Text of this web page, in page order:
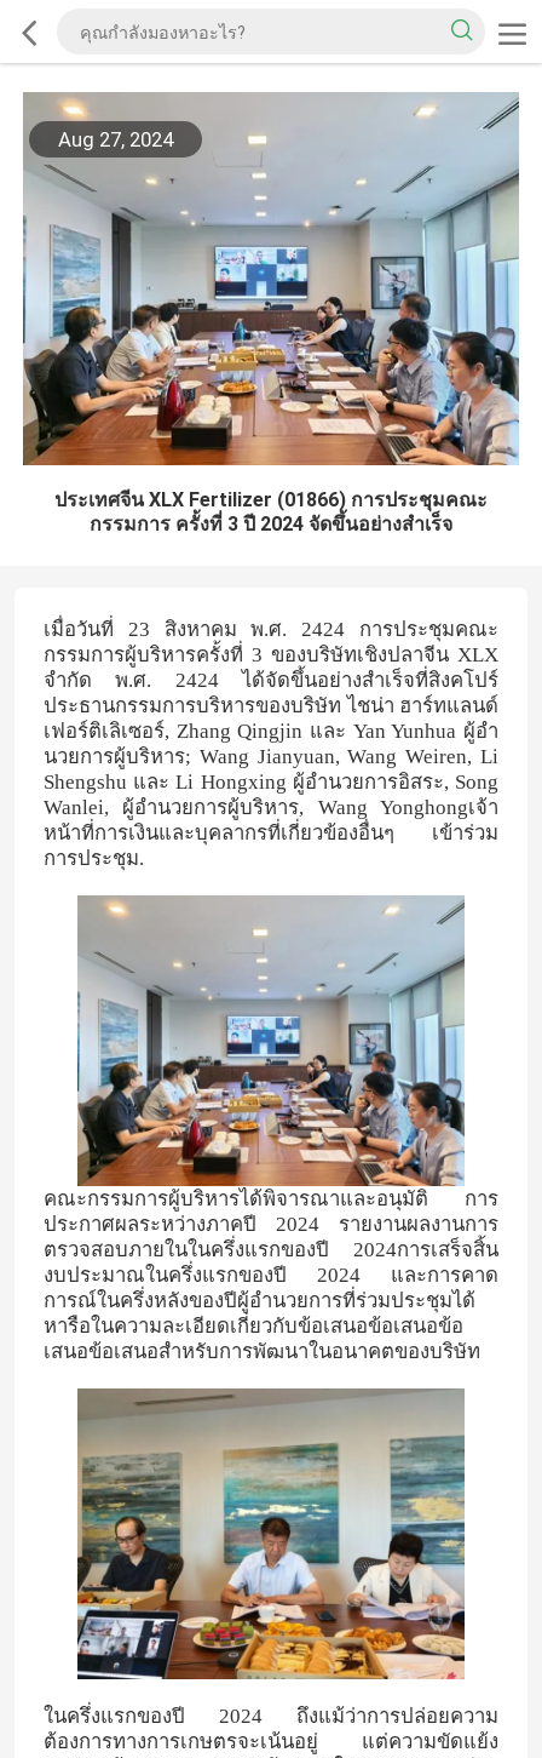
Aug 27, 2024
ประเทศจีน XLX Fertilizer (01866) การประชุมคณะ
กรรมการ ครั้งที่ 3 ปี 2024 จัดขึ้นอย่างสําเร็จ
เมื่อวันที่ 23 สิงหาคม พ.ศ. 2424 การประชุมคณะ
กรรมการผู้บริหารครั้งที่ 3 ของบริษัทเชิงปลาจีน XLX
จํากัด พ.ศ. 2424 ได้จัดขึ้นอย่างสําเร็จที่สิงคโปร์
ประธานกรรมการบริหารของบริษัท ไชน่า ฮาร์ทแลนด์
เฟอร์ติเลิเซอร์, Zhang Qingjin และ Yan Yunhua ผู้อํา
นวยการผู้บริหาร; Wang Jianyuan, Wang Weiren, Li
Shengshu และ Li Hongxing ผู้อํานวยการอิสระ, Song
Wanlei, ผู้อํานวยการผู้บริหาร, Wang Yonghongเจ้า
หน้าที่การเงินและบุคลากรที่เกี่ยวข้องอื่นๆ เข้าร่วม
การประชุม.
คณะกรรมการผู้บริหารได้พิจารณาและอนุมัติ การ
ประกาศผลระหว่างภาคปี 2024 รายงานผลงานการ
ตรวจสอบภายในในครึ่งแรกของปี 2024การเสร็จสิ้น
งบประมาณในครึ่งแรกของปี 2024 และการคาด
การณ์ในครึ่งหลังของปีผู้อํานวยการที่ร่วมประชุมได้
หารือในความละเอียดเกี่ยวกับข้อเสนอข้อเสนอข้อ
เสนอข้อเสนอสําหรับการพัฒนาในอนาคตของบริษัท
ในครึ่งแรกของปี 2024 ถึงแม้ว่าการปล่อยความ
ต้องการทางการเกษตรจะเน้นอยู่ แต่ความขัดแย้ง